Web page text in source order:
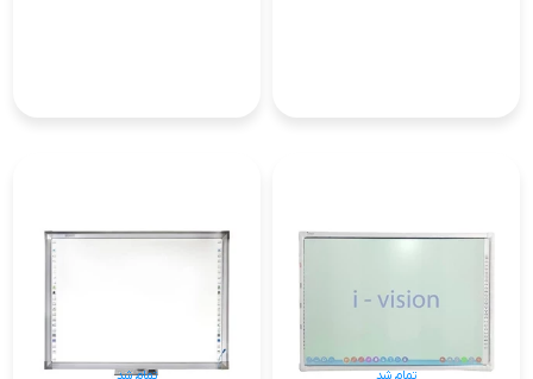
تمام شد تمام شد